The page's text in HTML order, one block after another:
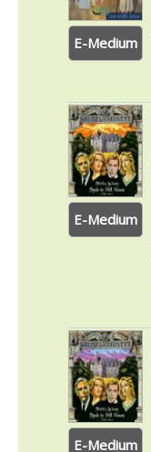
E-Medium
E-Medium
E-Medium